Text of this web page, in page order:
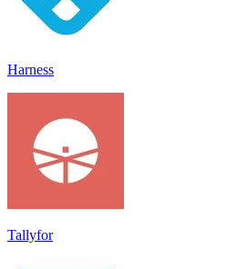
Harness
Tallyfor